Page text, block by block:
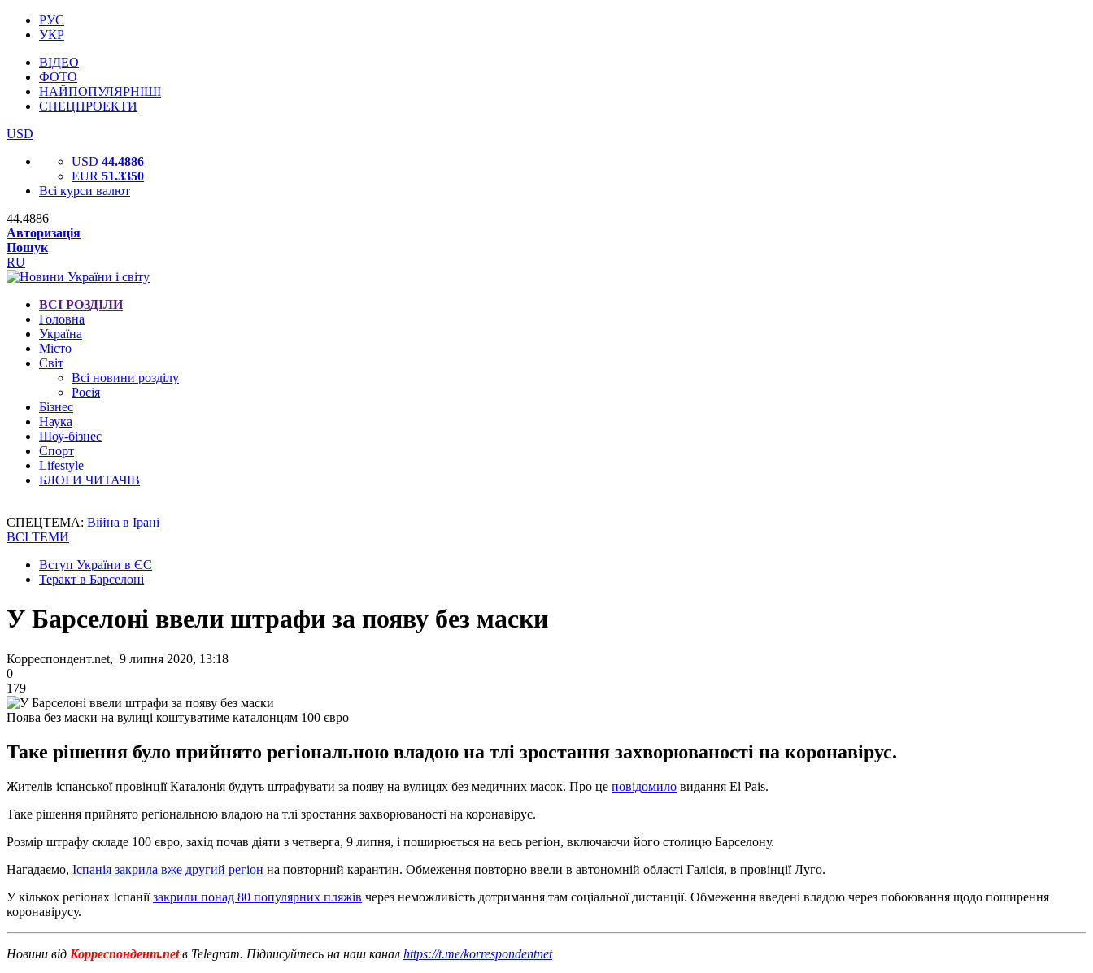
РУС
УКР
ВІДЕО
ФОТО
НАЙПОПУЛЯРНІШІ
СПЕЦПРОЕКТИ
USD
USD 44.4886
EUR 51.3350
Всі курси валют
44.4886
Авторизація
Пошук
RU
ВСІ РОЗДІЛИ
Головна
Україна
Місто
Світ
Всі новини розділу
Росія
Бізнес
Наука
Шоу-бізнес
Спорт
Lifestyle
БЛОГИ ЧИТАЧІВ
СПЕЦТЕМА: Війна в Ірані
ВСІ ТЕМИ
Вступ України в ЄС
Теракт в Барселоні
У Барселоні ввели штрафи за появу без маски
Корреспондент.net, 9 липня 2020, 13:18
0
179
Поява без маски на вулиці коштуватиме каталонцям 100 євро
Таке рішення було прийнято регіональною владою на тлі зростання захворюваності на коронавірус.
Жителів іспанської провінції Каталонія будуть штрафувати за появу на вулицях без медичних масок. Про це повідомило видання El Pais.
Таке рішення прийнято регіональною владою на тлі зростання захворюваності на коронавірус.
Розмір штрафу складе 100 євро, захід почав діяти з четверга, 9 липня, і поширюється на весь регіон, включаючи його столицю Барселону.
Нагадаємо, Іспанія закрила вже другий регіон на повторний карантин. Обмеження повторно ввели в автономній області Галісія, в провінції Луго.
У кількох регіонах Іспаніїзакрили понад 80 популярних пляжів через неможливість дотримання там соціальної дистанції. Обмеження введені владою через побоювання щодо поширення
коронавірусу.
Новини від Корреспондент.netв Telegram. Підписуйтесь на наш канал https://t.me/korrespondentnet